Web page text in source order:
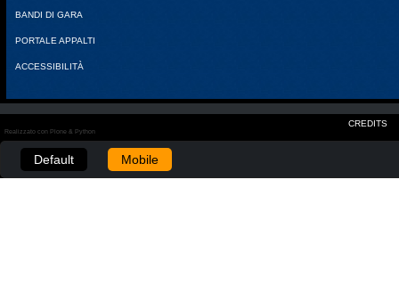
BANDI DI GARA
PORTALE APPALTI
ACCESSIBILITÀ
CREDITS
Realizzato con Plone & Python
Default Mobile